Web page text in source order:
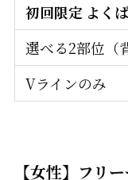
初回限定 よく
選べる2部位（
Vラインのみ
【女性】フリ